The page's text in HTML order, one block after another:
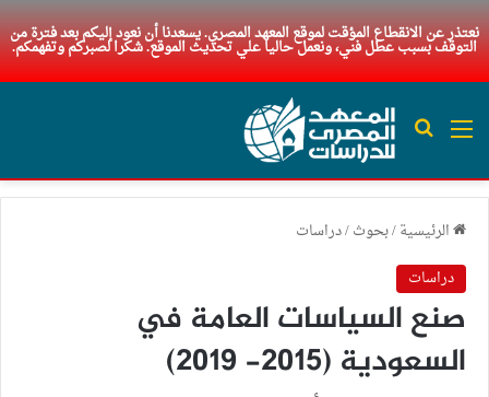
نعتذر عن الانقطاع المؤقت لموقع المعهد المصري. يسعدنا أن نعود إليكم بعد فترة من
التوقف بسبب عطل فني، ونعمل حاليا علي تحديث الموقع. شكرا لصبركم وتفهمكم.
القائمة بحث عن
الرئيسية/بحوث/دراسات
دراسات
صنع السياسات العامة في
السعودية (2015- 2019)